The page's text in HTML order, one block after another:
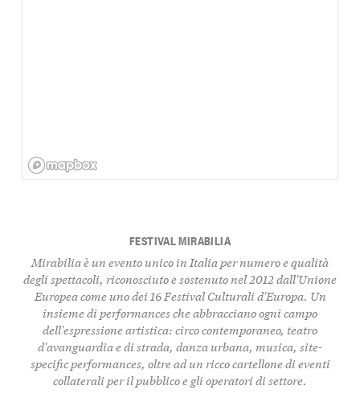
FESTIVAL MIRABILIA
Mirabilia è un evento unico in Italia per numero e qualità
degli spettacoli, riconosciuto e sostenuto nel 2012 dall'Unione
Europea come uno dei 16 Festival Culturali d'Europa. Un
insieme di performances che abbracciano ogni campo
dell'espressione artistica: circo contemporaneo, teatro
d'avanguardia e di strada, danza urbana, musica, site-
specific performances, oltre ad un ricco cartellone di eventi
collaterali per il pubblico e gli operatori di settore.